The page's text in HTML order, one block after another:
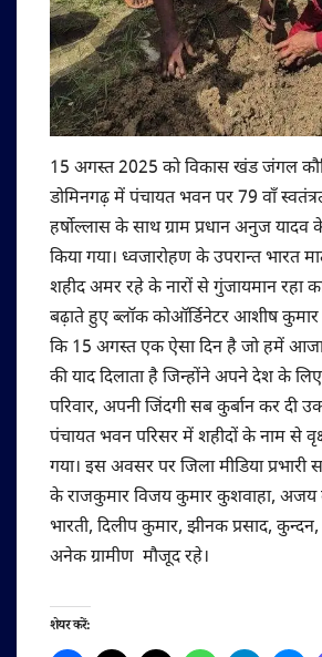
15 अगस्त 2025 को विकास खंड जंगल
डोमिनगढ़ में पंचायत भवन पर 79 वाँ
हर्षोल्लास के साथ ग्राम प्रधान अनुज यादव
किया गया। ध्वजारोहण के उपरान्त भारत
शहीद अमर रहे के नारों से गुंजायमान रहा
बढ़ाते हुए ब्लॉक कोऑर्डिनेटर आशीष कुमार
कि 15 अगस्त एक ऐसा दिन है जो हमें
की याद दिलाता है जिन्होंने अपने देश के
परिवार, अपनी जिंदगी सब कुर्बान कर दी
पंचायत भवन परिसर में शहीदों के नाम से
गया। इस अवसर पर जिला मीडिया प्रभारी
के राजकुमार विजय कुमार कुशवाहा,
भारती, दिलीप कुमार, झीनक प्रसाद, कुन्दन,
अनेक ग्रामीण मौजूद रहे।
शेयर करें: